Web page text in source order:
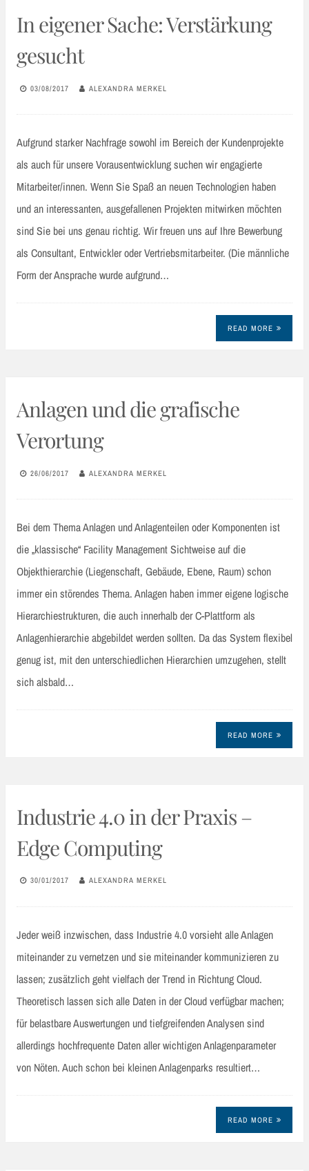
In eigener Sache: Verstärkung
gesucht
03/08/2017 ALEXANDRA MERKEL
Aufgrund starker Nachfrage sowohl im Bereich der Kundenprojekte
als auch für unsere Vorausentwicklung suchen wir engagierte
Mitarbeiter/innen. Wenn Sie Spaß an neuen Technologien haben
und an interessanten, ausgefallenen Projekten mitwirken möchten
sind Sie bei uns genau richtig. Wir freuen uns auf Ihre Bewerbung
als Consultant, Entwickler oder Vertriebsmitarbeiter. (Die männliche
Form der Ansprache wurde aufgrund…
READ MORE
Anlagen und die grafische
Verortung
26/06/2017 ALEXANDRA MERKEL
Bei dem Thema Anlagen und Anlagenteilen oder Komponenten ist
die „klassische“ Facility Management Sichtweise auf die
Objekthierarchie (Liegenschaft, Gebäude, Ebene, Raum) schon
immer ein störendes Thema. Anlagen haben immer eigene logische
Hierarchiestrukturen, die auch innerhalb der C-Plattform als
Anlagenhierarchie abgebildet werden sollten. Da das System flexibel
genug ist, mit den unterschiedlichen Hierarchien umzugehen, stellt
sich alsbald…
READ MORE
Industrie 4.0 in der Praxis –
Edge Computing
30/01/2017 ALEXANDRA MERKEL
Jeder weiß inzwischen, dass Industrie 4.0 vorsieht alle Anlagen
miteinander zu vernetzen und sie miteinander kommunizieren zu
lassen; zusätzlich geht vielfach der Trend in Richtung Cloud.
Theoretisch lassen sich alle Daten in der Cloud verfügbar machen;
für belastbare Auswertungen und tiefgreifenden Analysen sind
allerdings hochfrequente Daten aller wichtigen Anlagenparameter
von Nöten. Auch schon bei kleinen Anlagenparks resultiert…
READ MORE